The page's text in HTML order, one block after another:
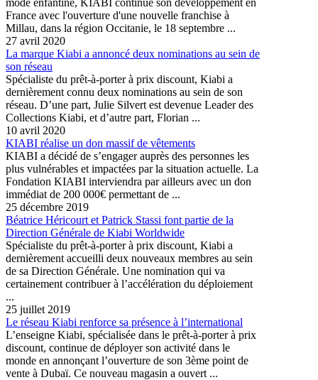
mode enfantine, KIABI continue son développement en
France avec l'ouverture d'une nouvelle franchise à
Millau, dans la région Occitanie, le 18 septembre ...
27 avril 2020
La marque Kiabi a annoncé deux nominations au sein de
son réseau
Spécialiste du prêt-à-porter à prix discount, Kiabi a
dernièrement connu deux nominations au sein de son
réseau. D’une part, Julie Silvert est devenue Leader des
Collections Kiabi, et d’autre part, Florian ...
10 avril 2020
KIABI réalise un don massif de vêtements
KIABI a décidé de s’engager auprès des personnes les
plus vulnérables et impactées par la situation actuelle. La
Fondation KIABI interviendra par ailleurs avec un don
immédiat de 200 000€ permettant de ...
25 décembre 2019
Béatrice Héricourt et Patrick Stassi font partie de la
Direction Générale de Kiabi Worldwide
Spécialiste du prêt-à-porter à prix discount, Kiabi a
dernièrement accueilli deux nouveaux membres au sein
de sa Direction Générale. Une nomination qui va
certainement contribuer à l’accélération du déploiement
...
25 juillet 2019
Le réseau Kiabi renforce sa présence à l’international
L’enseigne Kiabi, spécialisée dans le prêt-à-porter à prix
discount, continue de déployer son activité dans le
monde en annonçant l’ouverture de son 3ème point de
vente à Dubaï. Ce nouveau magasin a ouvert ...